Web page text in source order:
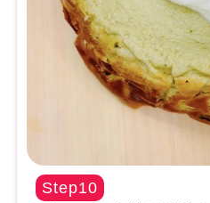
Step10